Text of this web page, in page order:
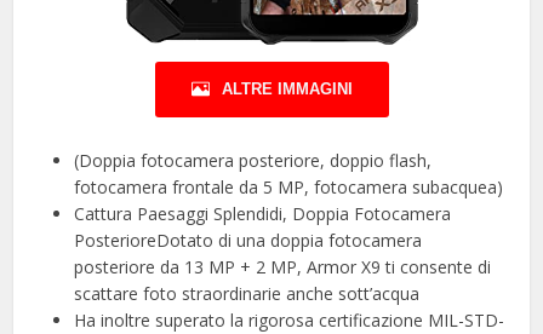
ALTRE IMMAGINI
(Doppia fotocamera posteriore, doppio flash,
fotocamera frontale da 5 MP, fotocamera subacquea)
Cattura Paesaggi Splendidi, Doppia Fotocamera
PosterioreDotato di una doppia fotocamera
posteriore da 13 MP + 2 MP, Armor X9 ti consente di
scattare foto straordinarie anche sott’acqua
Ha inoltre superato la rigorosa certificazione MIL-STD-